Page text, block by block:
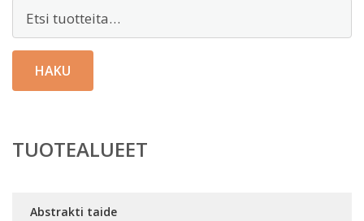
HAKU
TUOTEALUEET
Abstrakti taide